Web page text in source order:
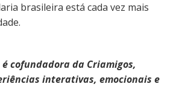
brasileira está cada vez mais
cofundadora da Criamigos,
interativas, emocionais e